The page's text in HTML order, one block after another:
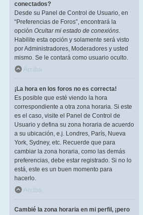
conectados?
Desde su Panel de Control de Usuario, en
“Preferencias de Foros”, encontrará la
opción Ocultar mi estado de conexións.
Habilite esta opción y solamente será visto
por Administradores, Moderadores y usted
mismo. Se le contará como usuario oculto.
Arriba
¡La hora en los foros no es correcta!
Es posible que esté viendo la hora
correspondiente a otra zona horaria. Si este
es el caso, visite el Panel de Control de
Usuario y defina su zona horaria de acuerdo
a su ubicación, e.j. Londres, París, Nueva
York, Sydney, etc. Recuerde que para
cambiar la zona horaria, como las demás
preferencias, debe estar registrado. Si no lo
está, este es un buen momento para
hacerlo.
Arriba
Cambié la zona horaria en mi perfil, ¡pero